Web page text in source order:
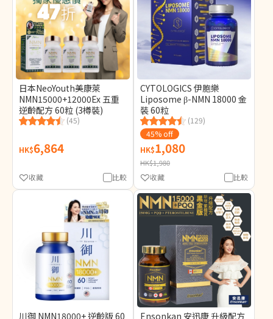
日本NeoYouth美康萊
NMN15000+12000Ex 五重
逆齡配方 60粒 (3樽裝)
(45)
HK$6,864
比較
收藏
CYTOLOGICS 伊胞樂
Liposome β-NMN 18000 金
裝 60粒
(129)
45% off
HK$1,080
HK$1,980
比較
收藏
川御 NMN18000+ 逆齡版 60 Ensonkan 安迅康 升級配方